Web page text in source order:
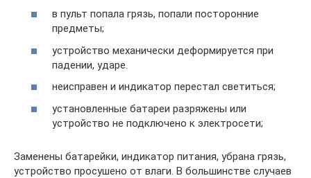
в пульт попала грязь, попали посторонние
предметы;
устройство механически деформируется при
падении, ударе.
неисправен и индикатор перестал светиться;
установленные батареи разряжены или
устройство не подключено к электросети;
Заменены батарейки, индикатор питания, убрана грязь,
устройство просушено от влаги. В большинстве случаев